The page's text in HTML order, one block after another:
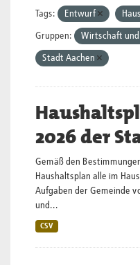
Tags: Entwurf
Gruppen: Wirtschaft und
Stadt Aachen
2026 der
Gemäß den
Haushaltsplan alle im
Aufgaben der Gemeinde
und...
CSV